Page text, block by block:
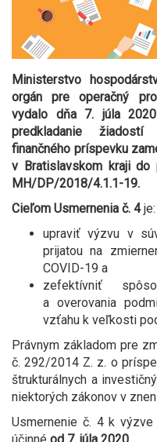
Ministerstvo
orgán pre operačný
vydalo dňa 7. júla
predkladanie
finančného príspevku
v Bratislavskom kraji do
MH/DP/2018/4.1.1-19.
Cieľom Usmernenia č. 4je:
upraviť výzvu v
prijatou na
COVID-19 a
zefektívniť
a overovania
vzťahu k veľkosti
Právnym základom pre
č. 292/2014 Z. z. o
štrukturálnych a
niektorých zákonov v
Usmernenie č. 4 k